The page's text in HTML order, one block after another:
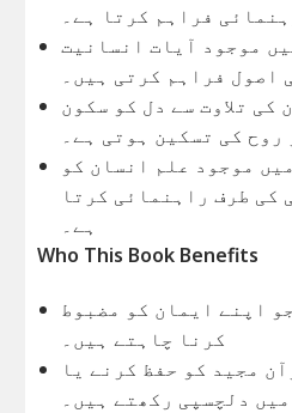
فراہم کرتا ہے۔
موجود آیات انسانیت
اصول فراہم کرتی ہیں۔
کی تلاوت سے دل کو سکون
روح کی تسکین ہوتی ہے۔
موجود علم انسان کو
کی طرف راہنمائی کرتا
ہے۔
Who This Book Benefits
اپنے ایمان کو مضبوط
کرنا چاہتے ہیں۔
مجید کو حفظ کرنے یا
دلچسپی رکھتے ہیں۔